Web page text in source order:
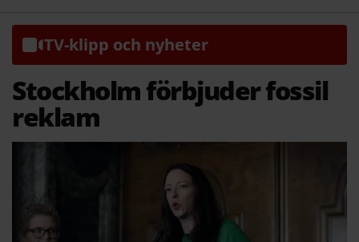
TV-klipp och nyheter
Stockholm förbjuder fossil
reklam